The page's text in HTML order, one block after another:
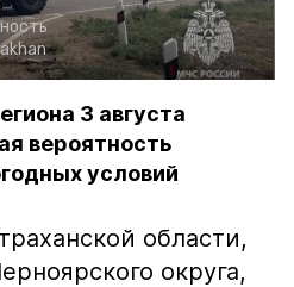
3 августа
вероятность
условий
области,
округа,